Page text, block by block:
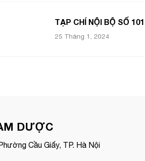
TẠP CHÍ NỘI BỘ SỐ 101
25 Tháng 1, 2024
DƯỢC
Cầu Giấy, TP. Hà Nội